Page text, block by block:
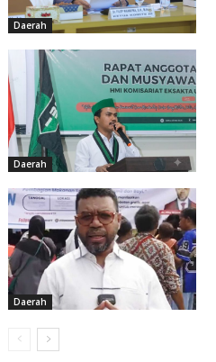
Daerah
Daerah
Daerah